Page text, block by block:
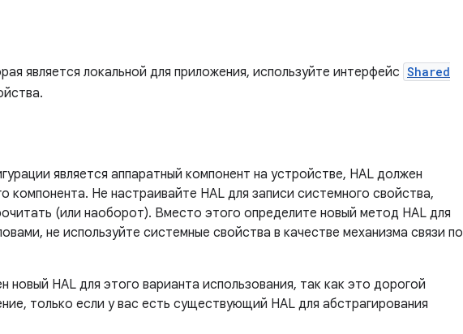
является локальной для приложения, используйте интерфейс Shared
является аппаратный компонент на устройстве, HAL должен
компонента. Не настраивайте HAL для записи системного свойства,
(или наоборот). Вместо этого определите новый метод HAL для
не используйте системные свойства в качестве механизма связи по
новый HAL для этого варианта использования, так как это дорогой
только если у вас есть существующий HAL для абстрагирования